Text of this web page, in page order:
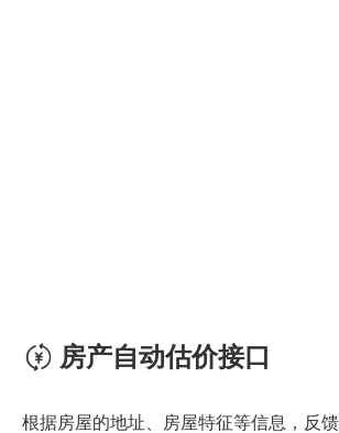
房产自动估价接口
根据房屋的地址、房屋特征等信息，反